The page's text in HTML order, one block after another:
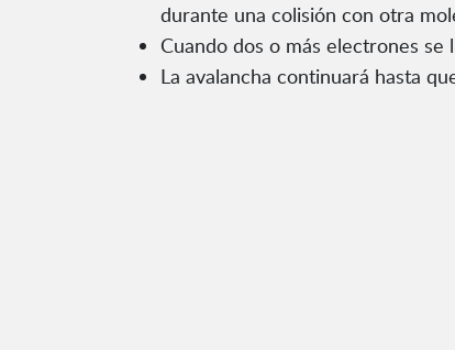
durante una colisión con otra
Cuando dos o más electrones se
La avalancha continuará hasta